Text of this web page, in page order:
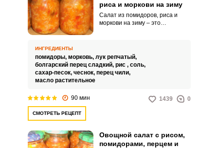
риса и моркови на зиму
Салат из помидоров, риса и
моркови на зиму – это
можно просто есть с хлебом,
подавать с горячими блюдами
или использовать в качестве
оригинального гарнира.
ИНГРЕДИЕНТЫ
помидоры, морковь, лук репчатый,
болгарский перец сладкий, рис , соль,
сахар-песок, чеснок, перец чили,
масло растительное
90 мин 1439 0
СМОТРЕТЬ РЕЦЕПТ
Овощной салат с рисом,
помидорами, перцем и